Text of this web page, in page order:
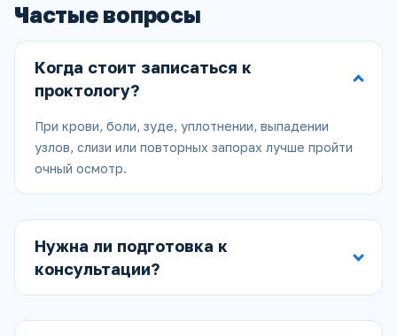
Частые вопросы
Когда стоит записаться к
проктологу?
При крови, боли, зуде, уплотнении, выпадении
узлов, слизи или повторных запорах лучше пройти
очный осмотр.
Нужна ли подготовка к
консультации?